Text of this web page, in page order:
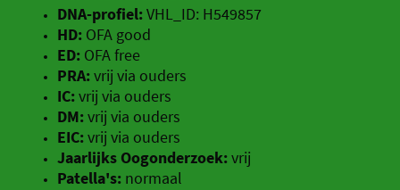
DNA-profiel:VHL_ID: H549857
HD: OFA good
ED: OFA free
PRA:vrij via ouders
IC:vrij via ouders
DM:vrij via ouders
EIC:vrij via ouders
Jaarlijks Oogonderzoek:vrij
Patella's: normaal